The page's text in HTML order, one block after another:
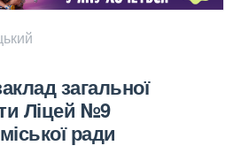
загальної
Ліцей №9
ради